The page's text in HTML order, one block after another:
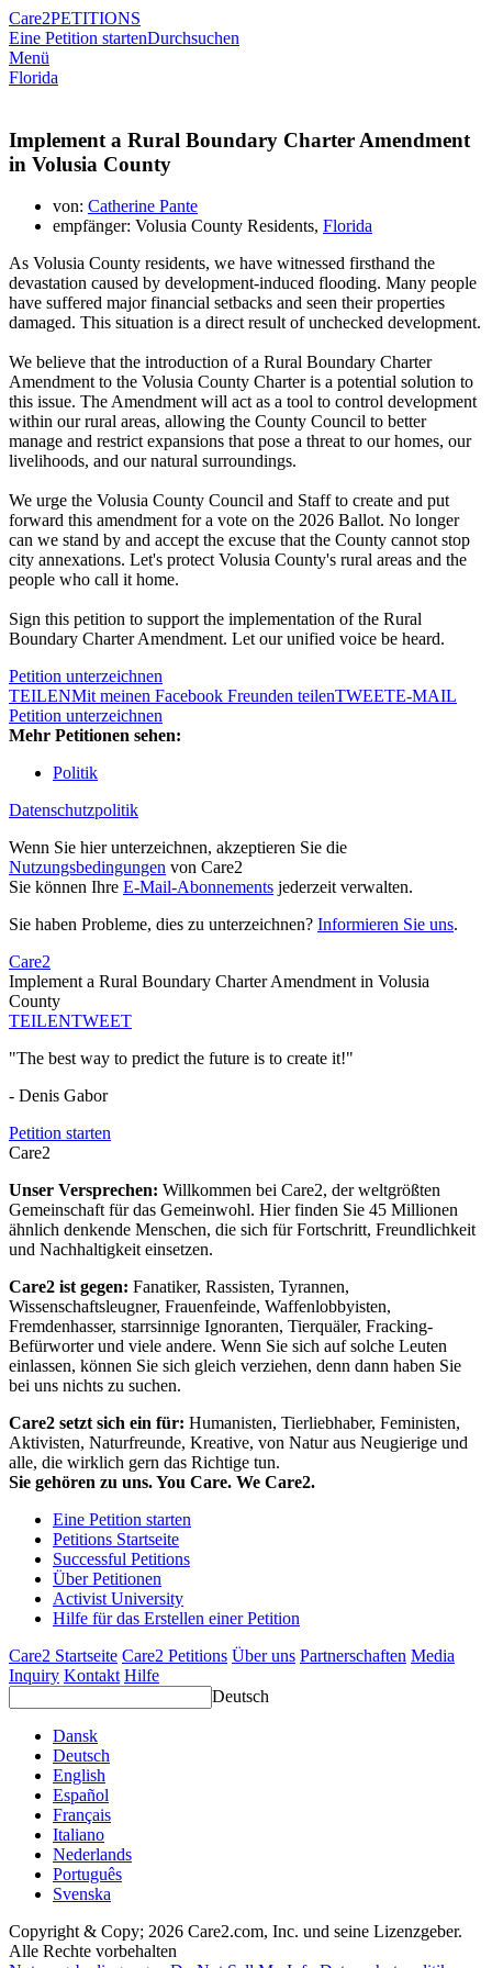
Care2PETITIONS
Eine Petition startenDurchsuchen
Menü
Florida
Implement a Rural Boundary Charter Amendment
in Volusia County
von: Catherine Pante
empfänger: Volusia County Residents, Florida
As Volusia County residents, we have witnessed firsthand the
devastation caused by development-induced flooding. Many people
have suffered major financial setbacks and seen their properties
damaged. This situation is a direct result of unchecked development.
We believe that the introduction of a Rural Boundary Charter
Amendment to the Volusia County Charter is a potential solution to
this issue. The Amendment will act as a tool to control development
within our rural areas, allowing the County Council to better
manage and restrict expansions that pose a threat to our homes, our
livelihoods, and our natural surroundings.
We urge the Volusia County Council and Staff to create and put
forward this amendment for a vote on the 2026 Ballot. No longer
can we stand by and accept the excuse that the County cannot stop
city annexations. Let's protect Volusia County's rural areas and the
people who call it home.
Sign this petition to support the implementation of the Rural
Boundary Charter Amendment. Let our unified voice be heard.
Petition unterzeichnen
TEILENMit meinen Facebook Freunden teilenTWEETE-MAIL
Petition unterzeichnen
Mehr Petitionen sehen:
Politik
Datenschutzpolitik
Wenn Sie hier unterzeichnen, akzeptieren Sie die
Nutzungsbedingungen von Care2
Sie können Ihre E-Mail-Abonnements jederzeit verwalten.
Sie haben Probleme, dies zu unterzeichnen? Informieren Sie uns.
Care2
Implement a Rural Boundary Charter Amendment in Volusia
County
TEILENTWEET
"The best way to predict the future is to create it!"
- Denis Gabor
Petition starten
Care2
Unser Versprechen: Willkommen bei Care2, der weltgrößten
Gemeinschaft für das Gemeinwohl. Hier finden Sie 45 Millionen
ähnlich denkende Menschen, die sich für Fortschritt, Freundlichkeit
und Nachhaltigkeit einsetzen.
Care2 ist gegen: Fanatiker, Rassisten, Tyrannen,
Wissenschaftsleugner, Frauenfeinde, Waffenlobbyisten,
Fremdenhasser, starrsinnige Ignoranten, Tierquäler, Fracking-
Befürworter und viele andere. Wenn Sie sich auf solche Leuten
einlassen, können Sie sich gleich verziehen, denn dann haben Sie
bei uns nichts zu suchen.
Care2 setzt sich ein für: Humanisten, Tierliebhaber, Feministen,
Aktivisten, Naturfreunde, Kreative, von Natur aus Neugierige und
alle, die wirklich gern das Richtige tun.
Sie gehören zu uns. You Care. We Care2.
Eine Petition starten
Petitions Startseite
Successful Petitions
Über Petitionen
Activist University
Hilfe für das Erstellen einer Petition
Care2 Startseite Care2 Petitions Über uns Partnerschaften Media
Inquiry Kontakt Hilfe
Deutsch
Dansk
Deutsch
English
Español
Français
Italiano
Nederlands
Português
Svenska
Copyright & Copy; 2026 Care2.com, Inc. und seine Lizenzgeber.
Alle Rechte vorbehalten